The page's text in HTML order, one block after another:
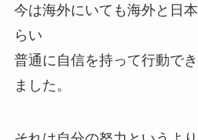
今は海外にいても海外と日
らい
普通に自信を持って行動で
ました。